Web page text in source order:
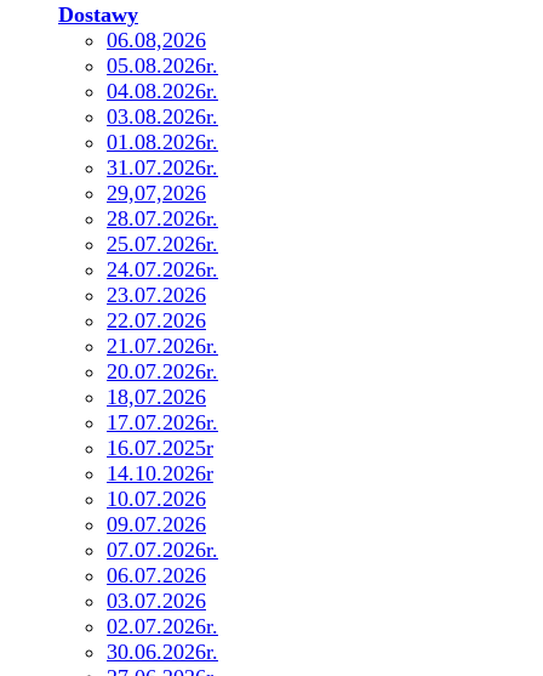
Dostawy
06.08,2026
05.08.2026r.
04.08.2026r.
03.08.2026r.
01.08.2026r.
31.07.2026r.
29,07,2026
28.07.2026r.
25.07.2026r.
24.07.2026r.
23.07.2026
22.07.2026
21.07.2026r.
20.07.2026r.
18,07.2026
17.07.2026r.
16.07.2025r
14.10.2026r
10.07.2026
09.07.2026
07.07.2026r.
06.07.2026
03.07.2026
02.07.2026r.
30.06.2026r.